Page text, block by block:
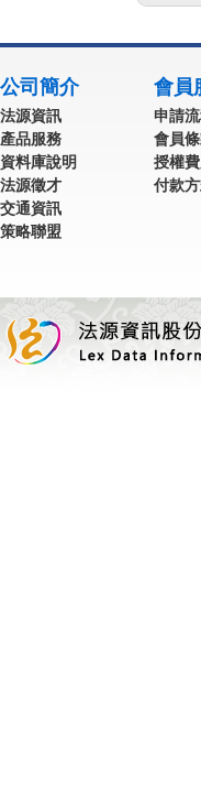
公司簡介
法源資訊
產品服務
資料庫說明
法源徵才
交通資訊
策略聯盟
會員
申請
會員
授權費
付款